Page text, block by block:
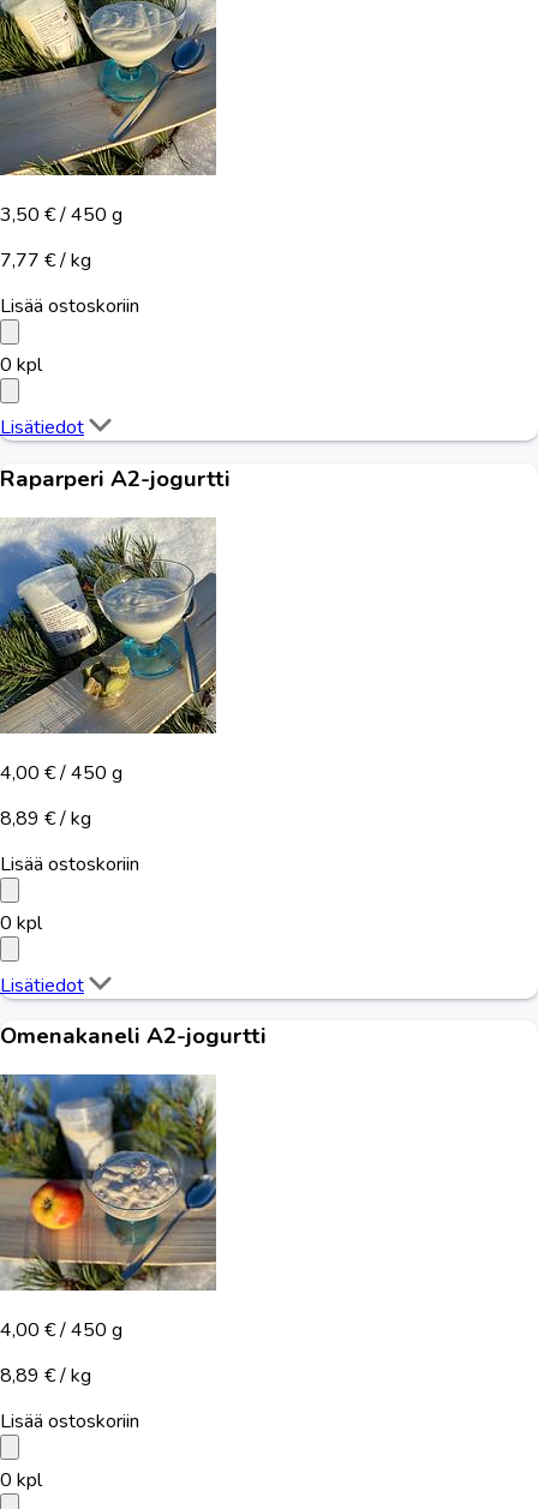
3,50 €/ 450 g
7,77 € / kg
Lisää ostoskoriin
0 kpl
Lisätiedot
Raparperi A2-jogurtti
4,00 €/ 450 g
8,89 € / kg
Lisää ostoskoriin
0 kpl
Lisätiedot
Omenakaneli A2-jogurtti
4,00 €/ 450 g
8,89 € / kg
Lisää ostoskoriin
0 kpl